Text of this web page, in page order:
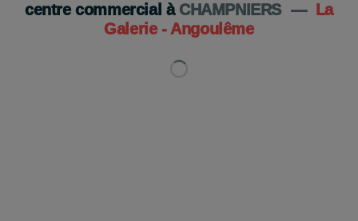
centre commercial à CHAMPNIERS —
La
Galerie - Angoulême